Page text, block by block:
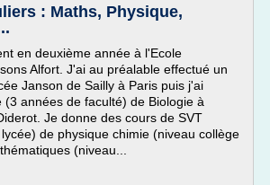
: Maths, Physique,
en deuxième année à l'Ecole
Alfort. J'ai au préalable effectué un
Janson de Sailly à Paris puis j'ai
(3 années de faculté) de Biologie à
Je donne des cours de SVT
de physique chimie (niveau collège
(niveau...